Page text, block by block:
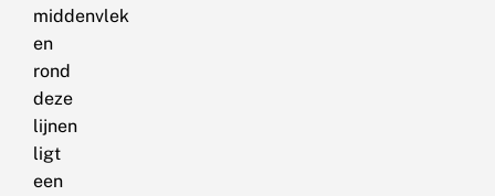
middenvlek
en
rond
deze
lijnen
ligt
een